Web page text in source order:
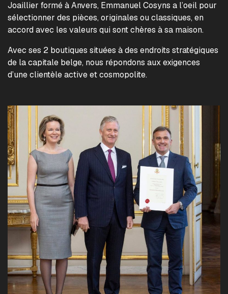
Joaillier formé à Anvers, Emmanuel Cosyns a l’oeil pour
sélectionner des pièces, originales ou classiques, en
accord avec les valeurs qui sont chères à sa maison.
Avec ses 2 boutiques situées à des endroits stratégiques
de la capitale belge, nous répondons aux exigences
d’une clientèle active et cosmopolite.